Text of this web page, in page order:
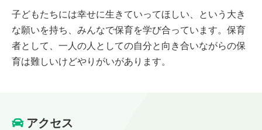
子どもたちには幸せに生きていってほしい、という大き
な願いを持ち、みんなで保育を学び合っています。保育
者として、一人の人としての自分と向き合いながらの保
育は難しいけどやりがいがあります。
アクセス